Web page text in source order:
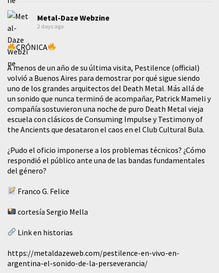
Metal-Daze Webzine
2 days ago
CRÓNICA
A menos de un año de su última visita, Pestilence (official)
volvió a Buenos Aires para demostrar por qué sigue siendo
uno de los grandes arquitectos del Death Metal. Más allá de
un sonido que nunca terminó de acompañar, Patrick Mameli y
compañía sostuvieron una noche de puro Death Metal vieja
escuela con clásicos de Consuming Impulse y Testimony of
the Ancients que desataron el caos en el Club Cultural Bula.
¿Pudo el oficio imponerse a los problemas técnicos? ¿Cómo
respondió el público ante una de las bandas fundamentales
del género?
Franco G. Felice
cortesía Sergio Mella
Link en historias
https://metaldazeweb.com/pestilence-en-vivo-en-
argentina-el-sonido-de-la-perseverancia/